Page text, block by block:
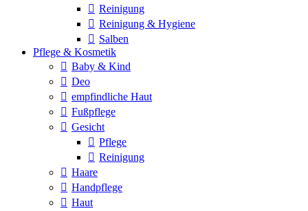
Reinigung
Reinigung & Hygiene
Salben
Pflege & Kosmetik
Baby & Kind
Deo
empfindliche Haut
Fußpflege
Gesicht
Pflege
Reinigung
Haare
Handpflege
Haut